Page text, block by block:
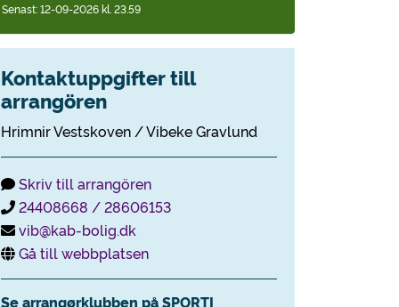
Senast: 12-09-2026 kl. 23.59
Kontaktuppgifter till
arrangören
Hrimnir Vestskoven / Vibeke Gravlund
Skriv till arrangören
24408668 / 28606153
vib@kab-bolig.dk
Gå till webbplatsen
Se arrangørklubben på SPORTI